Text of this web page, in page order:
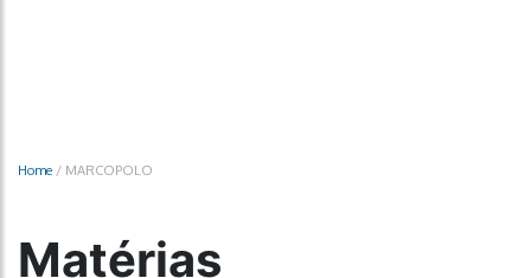
Home / MARCOPOLO
Matérias